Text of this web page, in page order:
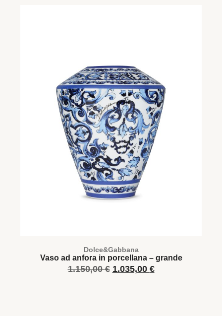
Dolce&Gabbana
Vaso ad anfora in porcellana – grande
1.150,00€ 1.035,00 €